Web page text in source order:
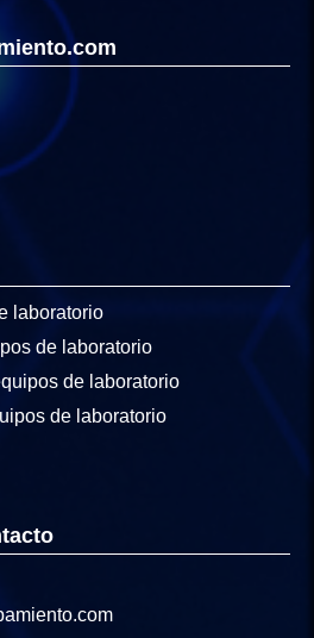
laboratorio
de laboratorio
de laboratorio
de laboratorio